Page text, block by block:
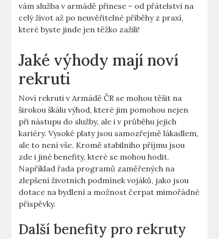
vám služba v armádě přinese – od přátelství na
celý život až po neuvěřitelné příběhy z praxí,
které byste jinde jen těžko zažili!
Jaké výhody mají noví
rekruti
Noví rekruti v Armádě ČR se mohou těšit na
širokou škálu výhod, které jim pomohou nejen
při nástupu do služby, ale i v průběhu jejich
kariéry. Vysoké platy jsou samozřejmě lákadlem,
ale to není vše. Kromě stabilního příjmu jsou
zde i jiné benefity, které se mohou hodit.
Například řada programů zaměřených na
zlepšení životních podmínek vojáků, jako jsou
dotace na bydlení a možnost čerpat mimořádné
příspěvky.
Další benefity pro rekruty